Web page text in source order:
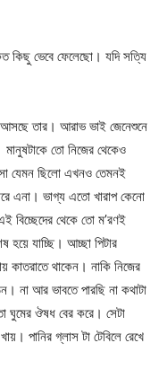
কিছু ভেবে ফেলেছো। যদি সত্যি
তার। আরাভ ভাই জেনেশুনে
তো নিজের থেকেও
যেমন ছিলো এখনও তেমনই
এনা। ভাগ্য এতো খারাপ কেনো
থেকে তো ম’রণই
হয়ে যাচ্ছি। আচ্ছা পিটার
কাতরাতে থাকেন। নাকি নিজের
না আর ভাবতে পারছি না কথাটা
ঘুমের ঔষধ বের করে। সেটা
পানির গ্লাস টা টেবিলে রেখে